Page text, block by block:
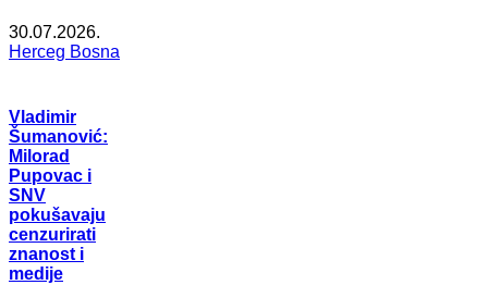
30.07.2026.
Herceg Bosna
Vladimir
Šumanović:
Milorad
Pupovac i
SNV
pokušavaju
cenzurirati
znanost i
medije